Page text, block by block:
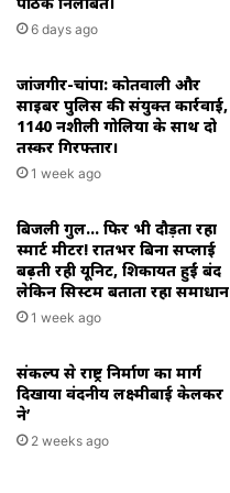
6 days ago
जांजगीर-चांपा: कोतवाली और
साइबर पुलिस की संयुक्त कार्रवाई,
1140 नशीली गोलियों के साथ दो
तस्कर गिरफ्तार।
1 week ago
बिजली गुल… फिर भी दौड़ता रहा
स्मार्ट मीटर! रातभर बिना सप्लाई
बढ़ती रही यूनिट, शिकायतें हुईं बंद
लेकिन सिस्टम बताता रहा समाधान
1 week ago
संकल्प से राष्ट्र निर्माण का मार्ग
दिखाया वंदनीय लक्ष्मीबाई केलकर
ने’
2 weeks ago